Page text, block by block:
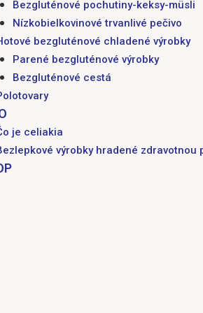
Bezgluténové pochutiny-keksy-müsli
Nízkobielkovinové trvanlivé pečivo
bezgluténové chladené výrobky
Parené bezgluténové výrobky
Bezgluténové cestá
je celiakia
výrobky hradené zdravotnou